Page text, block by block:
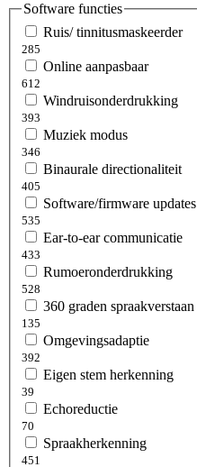
Software functies
Ruis/ tinnitusmaskeerder
285
Online aanpasbaar
612
Windruisonderdrukking
393
Muziek modus
346
Binaurale directionaliteit
405
Software/firmware updates
535
Ear-to-ear communicatie
433
Rumoeronderdrukking
528
360 graden spraakverstaan
135
Omgevingsadaptie
392
Eigen stem herkenning
39
Echoreductie
70
Spraakherkenning
451